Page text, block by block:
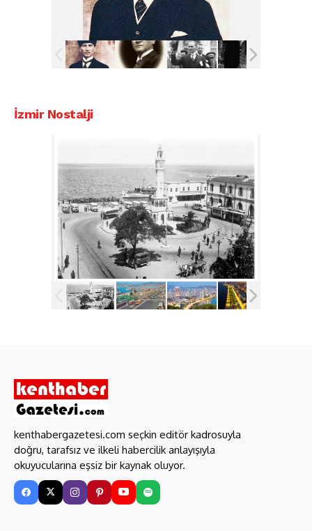
İzmir Nostalji
kenthabergazetesi.com seçkin editör kadrosuyla
doğru, tarafsız ve ilkeli habercilik anlayışıyla
okuyucularına eşsiz bir kaynak oluyor.